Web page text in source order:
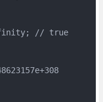
-Infinity; // true